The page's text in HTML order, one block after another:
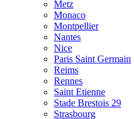
Metz
Monaco
Montpellier
Nantes
Nice
Paris Saint Germain
Reims
Rennes
Saint Etienne
Stade Brestois 29
Strasbourg